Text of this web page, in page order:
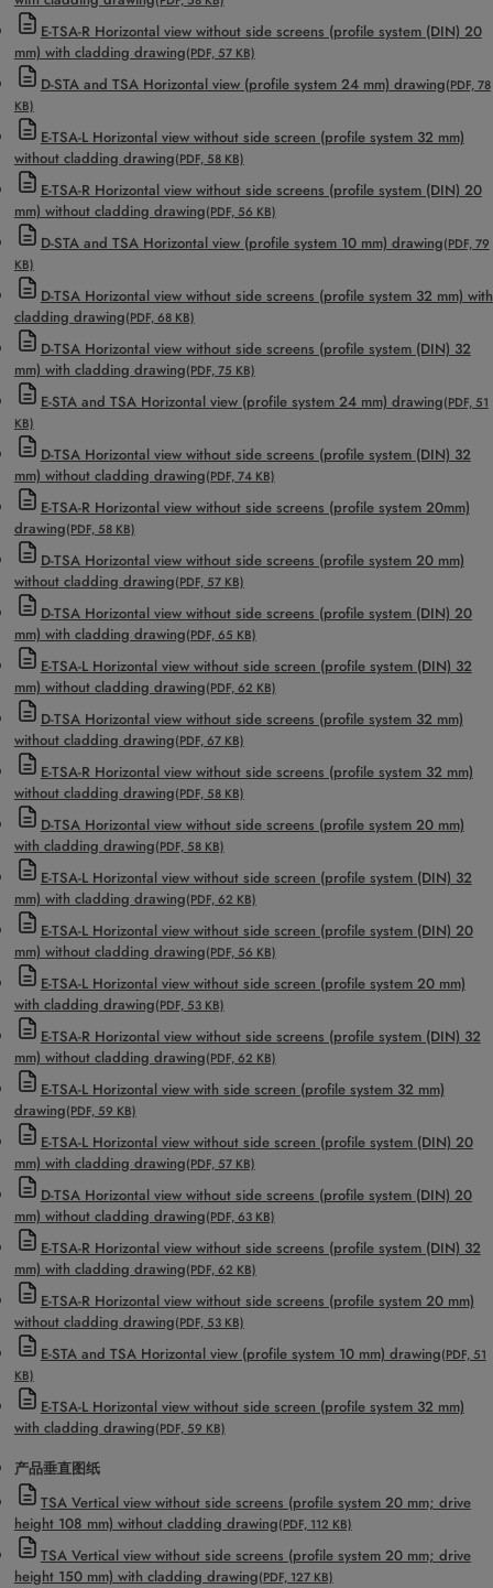
E-TSA-R Horizontal view without side screens (profile system (DIN) 20
mm) with cladding drawing(PDF, 57 KB)
D-STA and TSA Horizontal view (profile system 24 mm) drawing(PDF, 78
KB)
E-TSA-L Horizontal view without side screen (profile system 32 mm)
without cladding drawing(PDF, 58 KB)
E-TSA-R Horizontal view without side screens (profile system (DIN) 20
mm) without cladding drawing(PDF, 56 KB)
D-STA and TSA Horizontal view (profile system 10 mm) drawing(PDF, 79
KB)
D-TSA Horizontal view without side screens (profile system 32 mm) with
cladding drawing(PDF, 68 KB)
D-TSA Horizontal view without side screens (profile system (DIN) 32
mm) with cladding drawing(PDF, 75 KB)
E-STA and TSA Horizontal view (profile system 24 mm) drawing(PDF, 51
KB)
D-TSA Horizontal view without side screens (profile system (DIN) 32
mm) without cladding drawing(PDF, 74 KB)
E-TSA-R Horizontal view without side screens (profile system 20mm)
drawing(PDF, 58 KB)
D-TSA Horizontal view without side screens (profile system 20 mm)
without cladding drawing(PDF, 57 KB)
D-TSA Horizontal view without side screens (profile system (DIN) 20
mm) with cladding drawing(PDF, 65 KB)
E-TSA-L Horizontal view without side screen (profile system (DIN) 32
mm) without cladding drawing(PDF, 62 KB)
D-TSA Horizontal view without side screens (profile system 32 mm)
without cladding drawing(PDF, 67 KB)
E-TSA-R Horizontal view without side screens (profile system 32 mm)
without cladding drawing(PDF, 58 KB)
D-TSA Horizontal view without side screens (profile system 20 mm)
with cladding drawing(PDF, 58 KB)
E-TSA-L Horizontal view without side screen (profile system (DIN) 32
mm) with cladding drawing(PDF, 62 KB)
E-TSA-L Horizontal view without side screen (profile system (DIN) 20
mm) without cladding drawing(PDF, 56 KB)
E-TSA-L Horizontal view without side screen (profile system 20 mm)
with cladding drawing(PDF, 53 KB)
E-TSA-R Horizontal view without side screens (profile system (DIN) 32
mm) without cladding drawing(PDF, 62 KB)
E-TSA-L Horizontal view with side screen (profile system 32 mm)
drawing(PDF, 59 KB)
E-TSA-L Horizontal view without side screen (profile system (DIN) 20
mm) with cladding drawing(PDF, 57 KB)
D-TSA Horizontal view without side screens (profile system (DIN) 20
mm) without cladding drawing(PDF, 63 KB)
E-TSA-R Horizontal view without side screens (profile system (DIN) 32
mm) with cladding drawing(PDF, 62 KB)
E-TSA-R Horizontal view without side screens (profile system 20 mm)
without cladding drawing(PDF, 53 KB)
E-STA and TSA Horizontal view (profile system 10 mm) drawing(PDF, 51
KB)
E-TSA-L Horizontal view without side screen (profile system 32 mm)
with cladding drawing(PDF, 59 KB)
产品垂直图纸
TSA Vertical view without side screens (profile system 20 mm; drive
height 108 mm) without cladding drawing(PDF, 112 KB)
TSA Vertical view without side screens (profile system 20 mm; drive
height 150 mm) with cladding drawing(PDF, 127 KB)